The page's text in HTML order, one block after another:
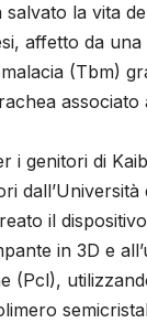
salvato la vita
affetto da
(Tbm)
associato
i genitori di
dall’Università
il
in 3D e
(Pcl),